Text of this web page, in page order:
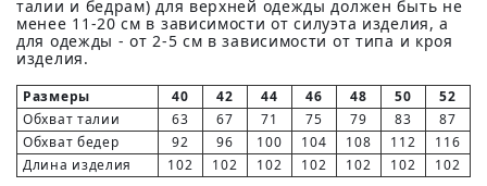
талии и бедрам) для верхней одежды должен быть не
менее 11-20 см в зависимости от силуэта изделия, а
для одежды - от 2-5 см в зависимости от типа и кроя
изделия.
Размеры 40 42 44 46 48 50
52
Обхват талии
63 67 71 75 79 83
87
Обхват бедер
92 96 100 104 108 112
116
Длина изделия
102 102 102 102 102 102 102